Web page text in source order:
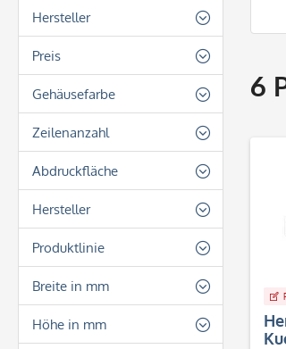
Hersteller
Heri
Preis
von43,10 €bis49,90 €
Gehäusefarbe
Creme
Gold
Schwarz
Zeilenanzahl
3 Zeilen
Abdruckfläche
Rechteckig
Hersteller
Heri
Produktlinie
Kugelschreiberstempel
Breite in mm
33
Höhe in mm
6